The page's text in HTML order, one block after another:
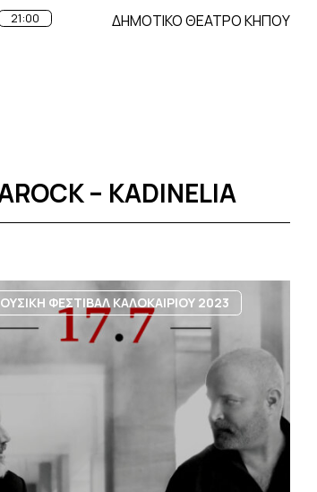
21:00 ΔΗΜΟΤΙΚΟ ΘΕΑΤΡΟ ΚΗΠΟΥ
– KADINELIA
ΦΕΣΤΙΒΑΛ ΚΑΛΟΚΑΙΡΙΟΥ 2023